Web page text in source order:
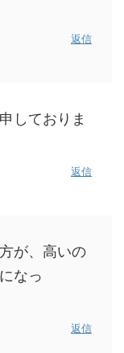
返信
しておりま
返信
が、高いの
なっ
返信